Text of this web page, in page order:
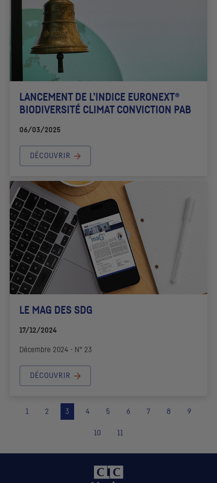
LANCEMENT DE L’INDICE EURONEXT®
BIODIVERSITÉ CLIMAT CONVICTION PAB
06/03/2025
DÉCOUVRIR
LE MAG DES SDG
17/12/2024
Décembre 2024 - N° 23
DÉCOUVRIR
1 2 3 4 5 6 7 8 9
10 11